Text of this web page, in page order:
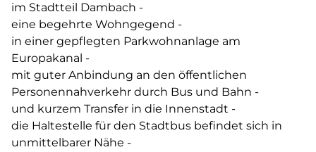
im Stadtteil Dambach -
eine begehrte Wohngegend -
in einer gepflegten Parkwohnanlage am
Europakanal -
mit guter Anbindung an den öffentlichen
Personennahverkehr durch Bus und Bahn -
und kurzem Transfer in die Innenstadt -
die Haltestelle für den Stadtbus befindet sich in
unmittelbarer Nähe -